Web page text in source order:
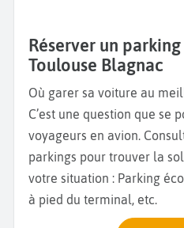
Réserver un
Toulouse Blagnac
Où garer sa voiture au
C’est une question que se
voyageurs en avion.
parkings pour trouver la
votre situation : Parking
à pied du terminal, etc.